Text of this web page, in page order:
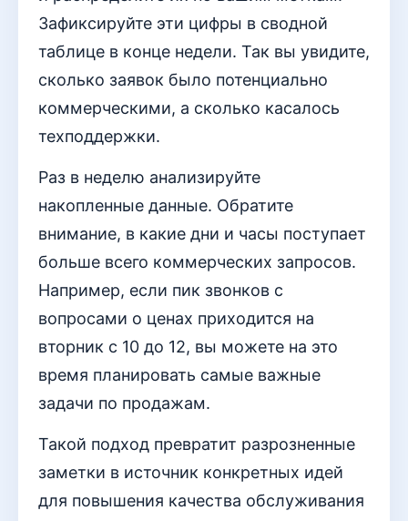
Зафиксируйте эти цифры в сводной
таблице в конце недели. Так вы увидите,
сколько заявок было потенциально
коммерческими, а сколько касалось
техподдержки.
Раз в неделю анализируйте
накопленные данные. Обратите
внимание, в какие дни и часы поступает
больше всего коммерческих запросов.
Например, если пик звонков с
вопросами о ценах приходится на
вторник с 10 до 12, вы можете на это
время планировать самые важные
задачи по продажам.
Такой подход превратит разрозненные
заметки в источник конкретных идей
для повышения качества обслуживания